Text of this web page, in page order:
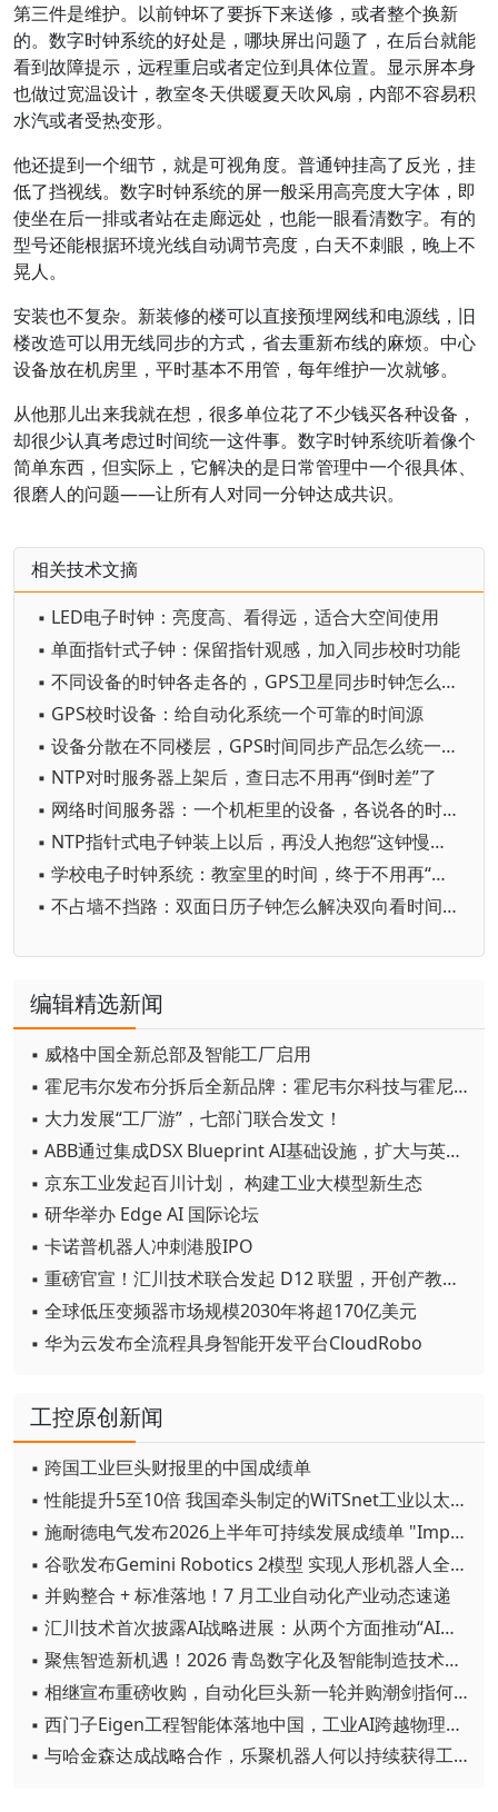
第三件是维护。以前钟坏了要拆下来送修，或者整个换新
的。数字时钟系统的好处是，哪块屏出问题了，在后台就能
看到故障提示，远程重启或者定位到具体位置。显示屏本身
也做过宽温设计，教室冬天供暖夏天吹风扇，内部不容易积
水汽或者受热变形。
他还提到一个细节，就是可视角度。普通钟挂高了反光，挂
低了挡视线。数字时钟系统的屏一般采用高亮度大字体，即
使坐在后一排或者站在走廊远处，也能一眼看清数字。有的
型号还能根据环境光线自动调节亮度，白天不刺眼，晚上不
晃人。
安装也不复杂。新装修的楼可以直接预埋网线和电源线，旧
楼改造可以用无线同步的方式，省去重新布线的麻烦。中心
设备放在机房里，平时基本不用管，每年维护一次就够。
从他那儿出来我就在想，很多单位花了不少钱买各种设备，
却很少认真考虑过时间统一这件事。数字时钟系统听着像个
简单东西，但实际上，它解决的是日常管理中一个很具体、
很磨人的问题——让所有人对同一分钟达成共识。
相关技术文摘
▪ LED电子时钟：亮度高、看得远，适合大空间使用
▪ 单面指针式子钟：保留指针观感，加入同步校时功能
▪ 不同设备的时钟各走各的，GPS卫星同步时钟怎么拉齐
▪ GPS校时设备：给自动化系统一个可靠的时间源
▪ 设备分散在不同楼层，GPS时间同步产品怎么统一时间
▪ NTP对时服务器上架后，查日志不用再“倒时差”了
▪ 网络时间服务器：一个机柜里的设备，各说各的时间可不行
▪ NTP指针式电子钟装上以后，再没人抱怨“这钟慢两分钟”
▪ 学校电子时钟系统：教室里的时间，终于不用再“打架”了
▪ 不占墙不挡路：双面日历子钟怎么解决双向看时间的麻烦
编辑精选新闻
▪ 威格中国全新总部及智能工厂启用
▪ 霍尼韦尔发布分拆后全新品牌：霍尼韦尔科技与霍尼韦尔航空航天
▪ 大力发展“工厂游”，七部门联合发文！
▪ ABB通过集成DSX Blueprint AI基础设施，扩大与英伟达的合作
▪ 京东工业发起百川计划， 构建工业大模型新生态
▪ 研华举办 Edge AI 国际论坛
▪ 卡诺普机器人冲刺港股IPO
▪ 重磅官宣！汇川技术联合发起 D12 联盟，开创产教融合新范式
▪ 全球低压变频器市场规模2030年将超170亿美元
▪ 华为云发布全流程具身智能开发平台CloudRobo
工控原创新闻
▪ 跨国工业巨头财报里的中国成绩单
▪ 性能提升5至10倍 我国牵头制定的WiTSnet工业以太网国际标准正式发布
▪ 施耐德电气发布2026上半年可持续发展成绩单 "Impact 2030"路线图开局稳健
▪ 谷歌发布Gemini Robotics 2模型 实现人形机器人全身智能控制突破
▪ 并购整合 + 标准落地！7 月工业自动化产业动态速递
▪ 汇川技术首次披露AI战略进展：从两个方面推动“AI业务化”落地
▪ 聚焦智造新机遇！2026 青岛数字化及智能制造技术论坛圆满落幕
▪ 相继宣布重磅收购，自动化巨头新一轮并购潮剑指何方？
▪ 西门子Eigen工程智能体落地中国，工业AI跨越物理世界“确定性”拐点
▪ 与哈金森达成战略合作，乐聚机器人何以持续获得工业巨头青睐？